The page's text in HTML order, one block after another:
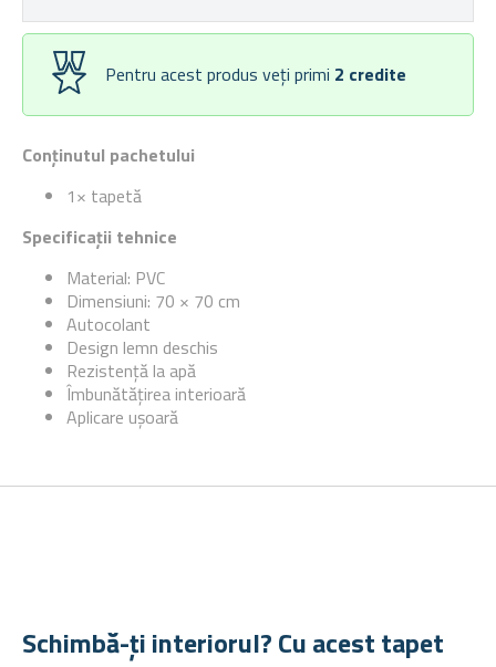
Conținutul pachetului
1× tapetă
Specificații tehnice
Material: PVC
Dimensiuni: 70 × 70 cm
Autocolant
Design lemn deschis
Rezistență la apă
Îmbunătățirea interioară
Aplicare ușoară
Pentru acest produs veți primi 2 credite
Schimbă-ți interiorul? Cu acest tapet